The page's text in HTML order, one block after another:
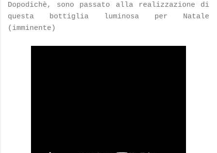
Dopodichè, sono passato alla realizzazione di
questa bottiglia luminosa per Natale
(imminente)